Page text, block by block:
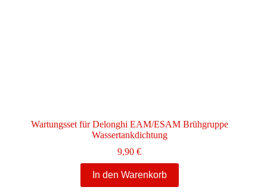
Wartungsset für Delonghi EAM/ESAM Brühgruppe
Wassertankdichtung
9,90€
In den Warenkorb